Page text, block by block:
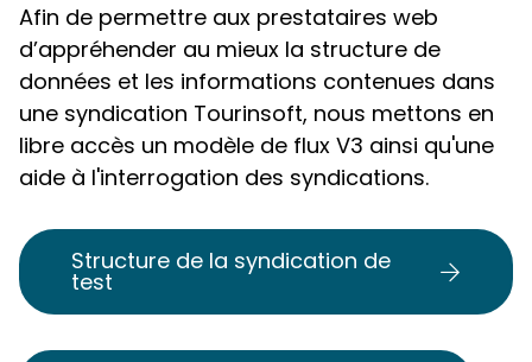
Afin de permettre aux prestataires web
d’appréhender au mieux la structure de
données et les informations contenues dans
une syndication Tourinsoft, nous mettons en
libre accès un modèle de flux V3 ainsi qu'une
aide à l'interrogation des syndications.
Structure de la syndication de
test